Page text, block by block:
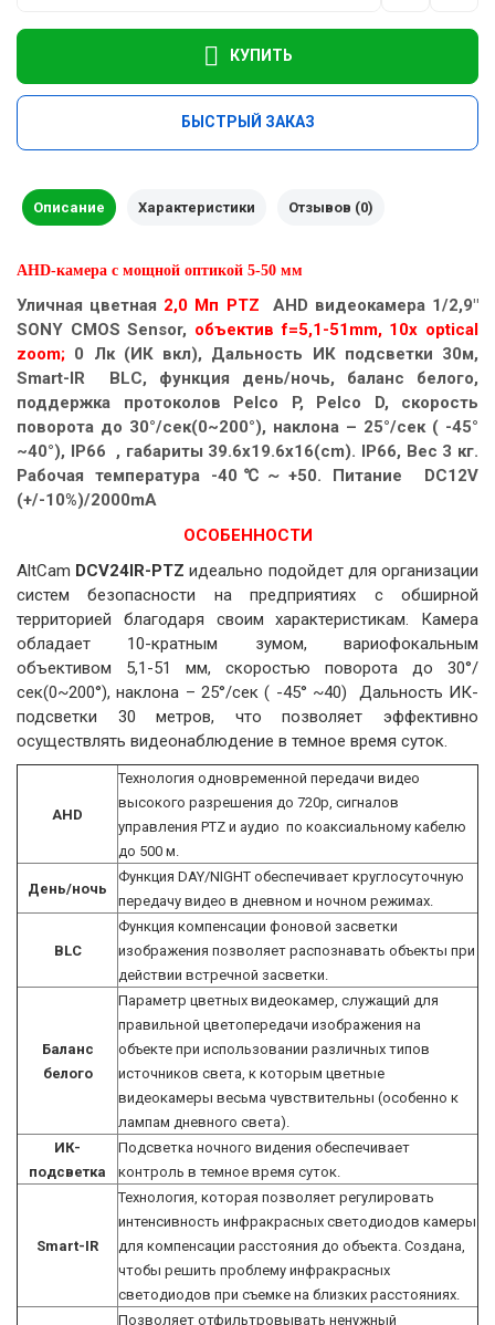
КУПИТЬ
БЫСТРЫЙ ЗАКАЗ
Описание Характеристики Отзывов (0)
АHD-камера с мощной оптикой 5-50 мм
Уличная цветная 2,0 Мп PTZ AHD видеокамера 1/2,9"
SONY CMOS Sensor, объектив f=5,1-51mm, 10x optical
zoom; 0 Лк (ИК вкл), Дальность ИК подсветки 30м,
Smart-IR BLC, функция день/ночь, баланс белого,
поддержка протоколов Pelco P, Pelco D, скорость
поворота до 30°/сек(0~200°), наклона – 25°/сек ( -45°
~40°), IP66 , габариты 39.6x19.6x16(cm). IP66, Вес 3 кг.
Рабочая температура -40℃～+50. Питание DC12V
(+/-10%)/2000mA
ОСОБЕННОСТИ
AltCam DCV24IR-PTZ идеально подойдет для организации
систем безопасности на предприятиях с обширной
территорией благодаря своим характеристикам. Камера
обладает 10-кратным зумом, вариофокальным
объективом 5,1-51 мм, скоростью поворота до 30°/
сек(0~200°), наклона – 25°/сек ( -45° ~40) Дальность ИК-
подсветки 30 метров, что позволяет эффективно
осуществлять видеонаблюдение в темное время суток.
AHD
Технология одновременной передачи видео
высокого разрешения до 720р, сигналов
управления PTZ и аудио по коаксиальному кабелю
до 500 м.
День/ночь
Функция DAY/NIGHT обеспечивает круглосуточную
передачу видео в дневном и ночном режимах.
BLC
Функция компенсации фоновой засветки
изображения позволяет распознавать объекты при
действии встречной засветки.
Баланс
белого
Параметр цветных видеокамер, служащий для
правильной цветопередачи изображения на
объекте при использовании различных типов
источников света, к которым цветные
видеокамеры весьма чувствительны (особенно к
лампам дневного света).
ИК-
подсветка
Подсветка ночного видения обеспечивает
контроль в темное время суток.
Smart-IR
Технология, которая позволяет регулировать
интенсивность инфракрасных светодиодов камеры
для компенсации расстояния до объекта. Создана,
чтобы решить проблему инфракрасных
светодиодов при съемке на близких расстояниях.
Позволяет отфильтровывать ненужный